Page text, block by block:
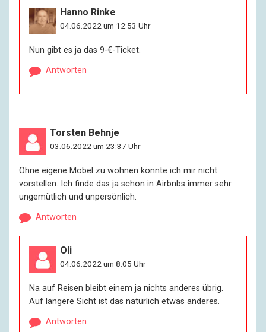
Hanno Rinke
04.06.2022 um 12:53 Uhr
Nun gibt es ja das 9-€-Ticket.
Antworten
Torsten Behnje
03.06.2022 um 23:37 Uhr
Ohne eigene Möbel zu wohnen könnte ich mir nicht
vorstellen. Ich finde das ja schon in Airbnbs immer sehr
ungemütlich und unpersönlich.
Antworten
Oli
04.06.2022 um 8:05 Uhr
Na auf Reisen bleibt einem ja nichts anderes übrig.
Auf längere Sicht ist das natürlich etwas anderes.
Antworten